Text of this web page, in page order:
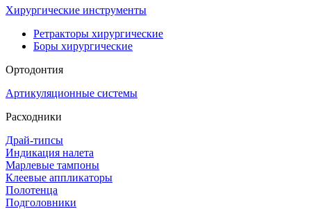
Хирургические инструменты
Ретракторы хирургические
Боры хирургические
Ортодонтия
Артикуляционные системы
Расходники
Драй-типсы
Индикация налета
Марлевые тампоны
Клеевые аппликаторы
Полотенца
Подголовники